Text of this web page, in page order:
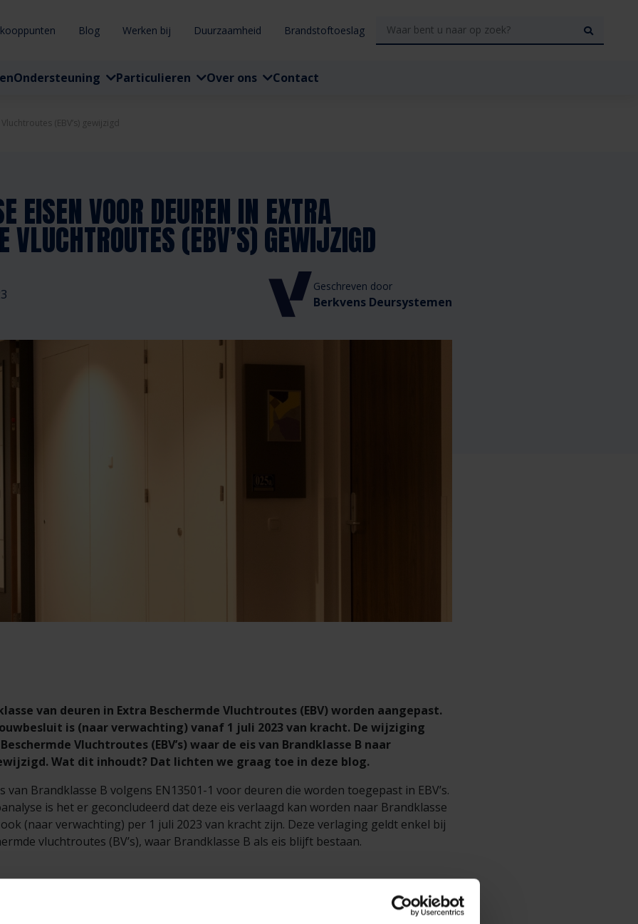
Blog Werken bij Duurzaamheid Brandstoftoeslag
Ondersteuning Particulieren Over ons Contact
(EBV’s) gewijzigd
EISEN VOOR DEUREN IN EXTRA
VLUCHTROUTES (EBV’S) GEWIJZIGD
Geschreven door
Berkvens Deursystemen
van deuren in Extra Beschermde Vluchtroutes (EBV) worden aangepast.
is (naar verwachting) vanaf 1 juli 2023 van kracht. De wijziging
Vluchtroutes (EBV’s) waar de eis van Brandklasse B naar
Wat dit inhoudt? Dat lichten we graag toe in deze blog.
van Brandklasse B volgens EN13501-1 voor deuren die worden toegepast in EBV’s.
is het er geconcludeerd dat deze eis verlaagd kan worden naar Brandklasse
(naar verwachting) per 1 juli 2023 van kracht zijn. Deze verlaging geldt enkel bij
vluchtroutes (BV’s), waar Brandklasse B als eis blijft bestaan.
gebruikte deuren zoals woningtoegangsdeuren en toiletruimte, zijn aangepast